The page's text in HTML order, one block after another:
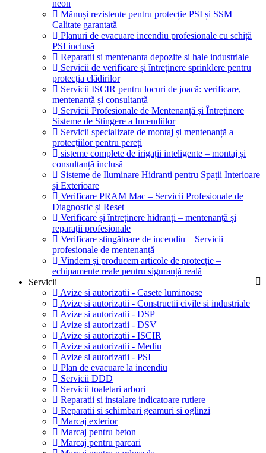
neon
Mănuși rezistente pentru protecție PSI și SSM –
Calitate garantată
Planuri de evacuare incendiu profesionale cu schiță
PSI inclusă
Reparatii si mentenanta depozite si hale industriale
Servicii de verificare și întreținere sprinklere pentru
protecția clădirilor
Servicii ISCIR pentru locuri de joacă: verificare,
mentenanță și consultanță
Servicii Profesionale de Mentenanță și Întreținere
Sisteme de Stingere a Incendiilor
Servicii specializate de montaj și mentenanță a
protecțiilor pentru pereți
sisteme complete de irigații inteligente – montaj și
consultanță inclusă
Sisteme de Iluminare Hidranti pentru Spații Interioare
și Exterioare
Verificare PRAM Mac – Servicii Profesionale de
Diagnostic și Reset
Verificare și întreținere hidranți – mentenanță și
reparații profesionale
Verificare stingătoare de incendiu – Servicii
profesionale de mentenanță
Vindem și producem articole de protecție –
echipamente reale pentru siguranță reală
Servicii
Avize si autorizatii - Casete luminoase
Avize si autorizatii - Constructii civile si industriale
Avize si autorizatii - DSP
Avize si autorizatii - DSV
Avize si autorizatii - ISCIR
Avize si autorizatii - Mediu
Avize si autorizatii - PSI
Plan de evacuare la incendiu
Servicii DDD
Servicii toaletari arbori
Reparatii si instalare indicatoare rutiere
Reparatii si schimbari geamuri si oglinzi
Marcaj exterior
Marcaj pentru beton
Marcaj pentru parcari